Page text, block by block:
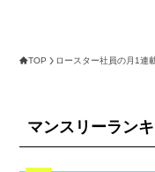
TOP ロースター社員の月1連
マンスリーラン